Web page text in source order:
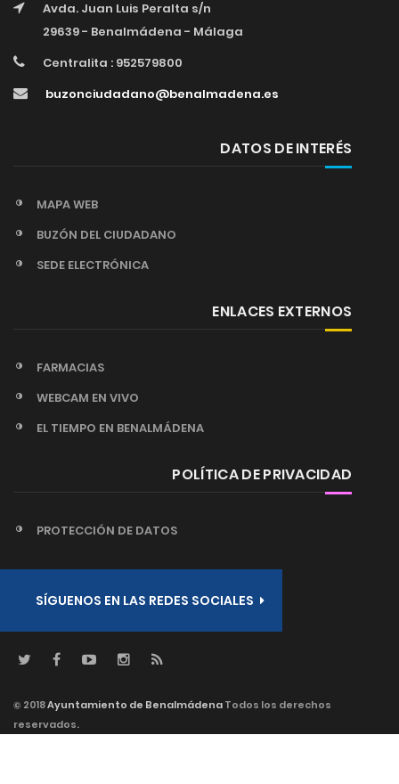
Avda. Juan Luis Peralta s/n
29639 - Benalmádena - Málaga
Centralita : 952579800
buzonciudadano@benalmadena.es
DATOS DE INTERÉS
MAPA WEB
BUZÓN DEL CIUDADANO
SEDE ELECTRÓNICA
ENLACES EXTERNOS
FARMACIAS
WEBCAM EN VIVO
EL TIEMPO EN BENALMÁDENA
POLÍTICA DE PRIVACIDAD
PROTECCIÓN DE DATOS
SÍGUENOS EN LAS REDES SOCIALES
© 2018Ayuntamiento de BenalmádenaTodos los derechos
reservados.